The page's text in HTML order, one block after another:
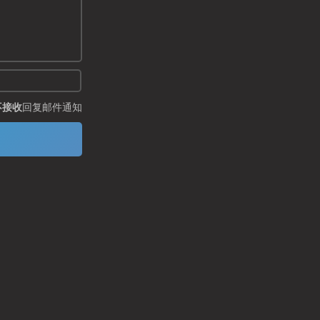
收回复邮件通知